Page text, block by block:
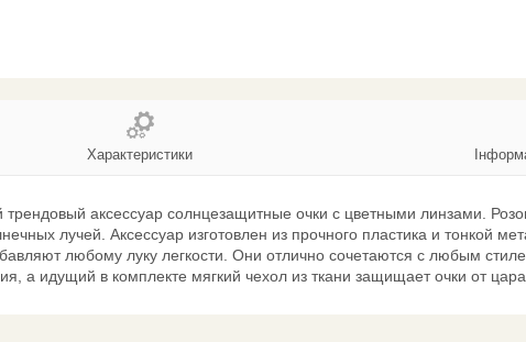
Характеристики
аксессуар солнцезащитные очки с цветными линзами.
лучей. Аксессуар изготовлен из прочного пластика и тонкой
любому луку легкости. Они отлично сочетаются с любым
идущий в комплекте мягкий чехол из ткани защищает очки от